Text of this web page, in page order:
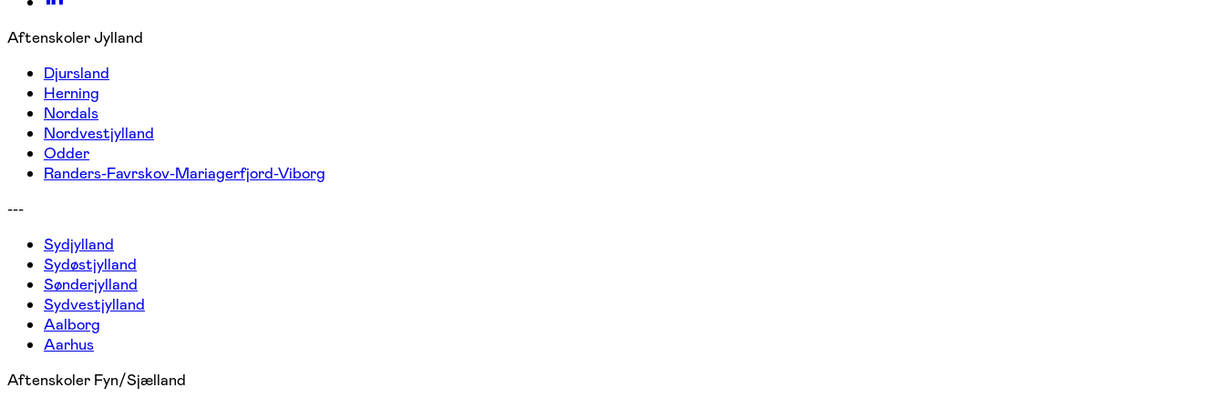
Aftenskoler Jylland
Djursland
Herning
Nordals
Nordvestjylland
Odder
Randers-Favrskov-Mariagerfjord-Viborg
---
Sydjylland
Sydøstjylland
Sønderjylland
Sydvestjylland
Aalborg
Aarhus
Aftenskoler Fyn/Sjælland